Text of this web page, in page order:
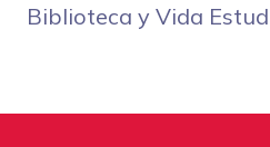
Biblioteca y Vida